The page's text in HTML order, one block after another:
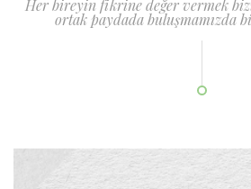
Her bireyin fikrine değer vermek
ortak paydada buluşmamızda